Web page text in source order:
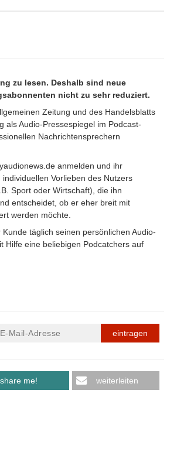
zu lesen. Deshalb sind neue
nicht zu sehr reduziert.
Zeitung und des Handelsblatts
als Audio-Pressespiegel im Podcast-
Nachrichtensprechern
anmelden und ihr
Vorlieben des Nutzers
Sport oder Wirtschaft), die ihn
entscheidet, ob er eher breit mit
werden möchte.
täglich seinen persönlichen Audio-
Hilfe eine beliebigen Podcatchers auf
eintragen
share me! weiterleiten